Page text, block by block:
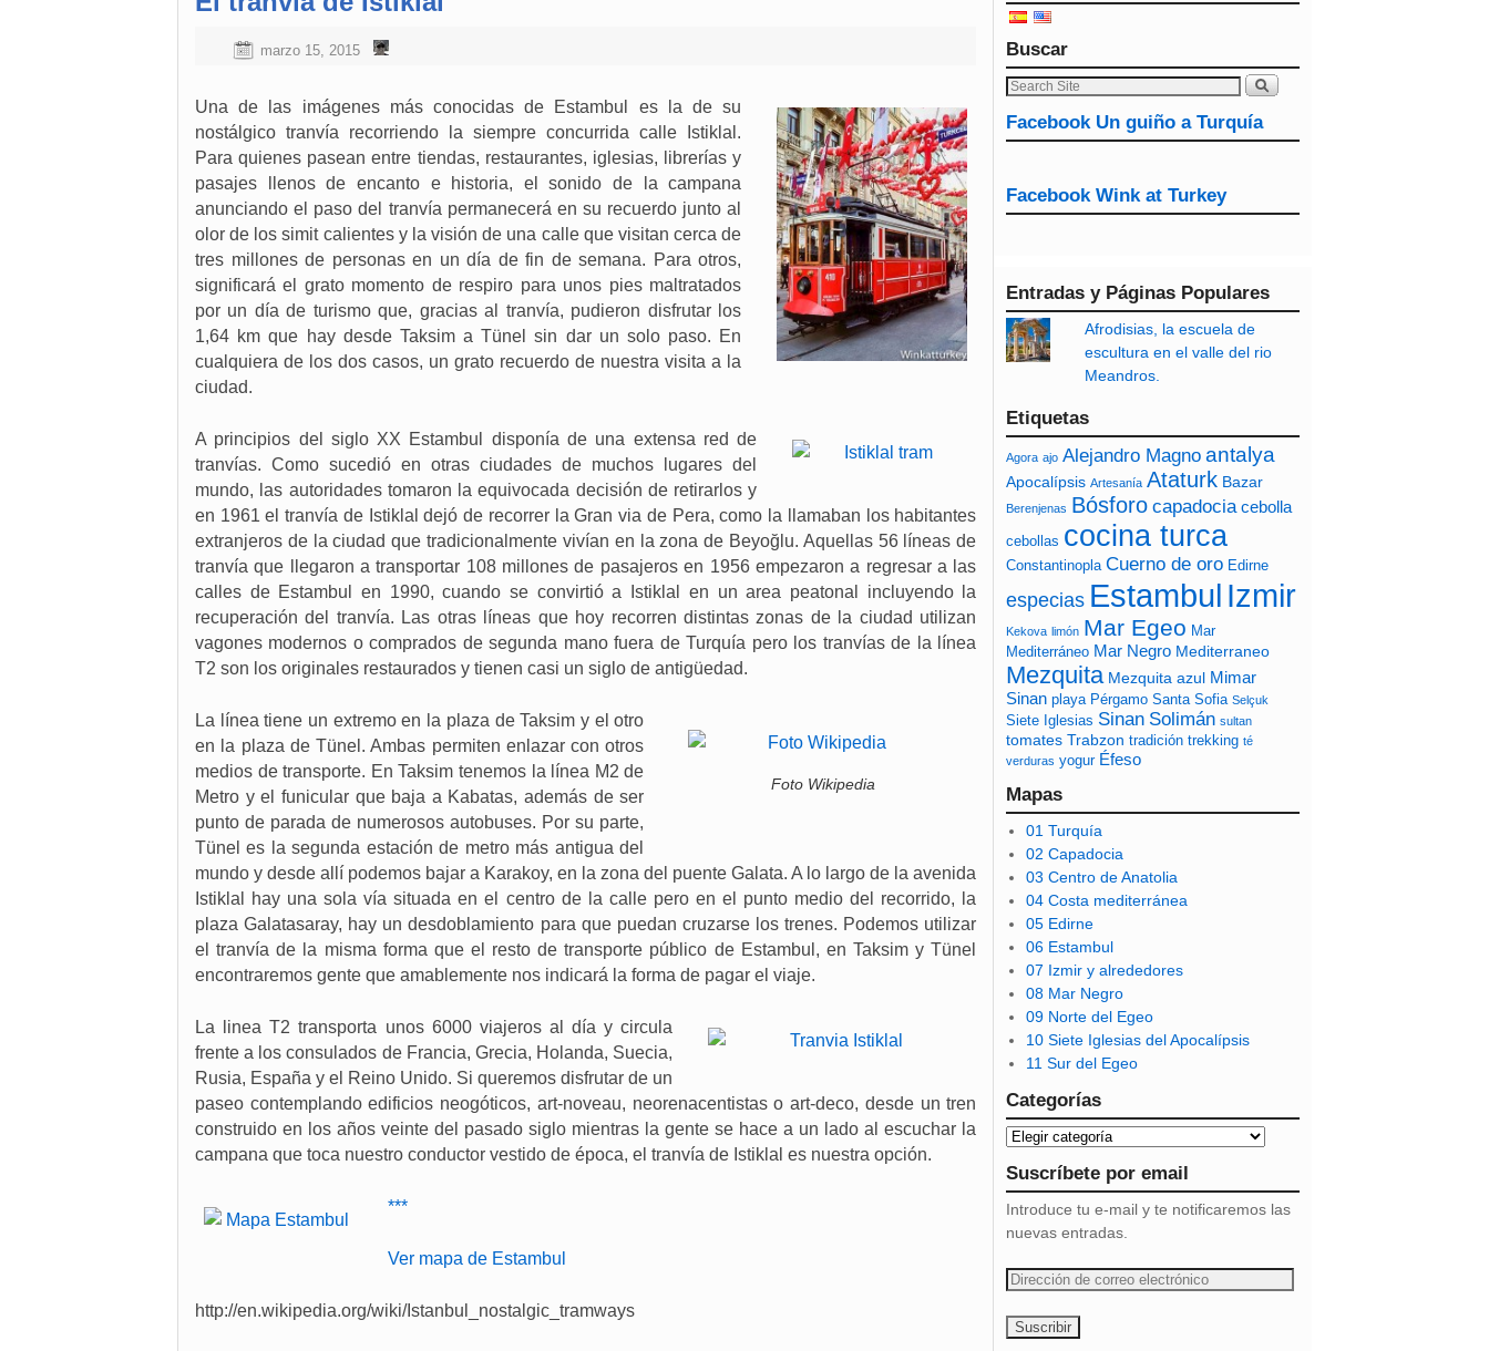
marzo 15, 2015
Una de las imágenes más conocidas de Estambul es la de su
nostálgico tranvía recorriendo la siempre concurrida calle Istiklal.
Para quienes pasean entre tiendas, restaurantes, iglesias, librerías y
pasajes llenos de encanto e historia, el sonido de la campana
anunciando el paso del tranvía permanecerá en su recuerdo junto al
olor de los simit calientes y la visión de una calle que visitan cerca de
tres millones de personas en un día de fin de semana. Para otros,
significará el grato momento de respiro para unos pies maltratados
por un día de turismo que, gracias al tranvía, pudieron disfrutar los
1,64 km que hay desde Taksim a Tünel sin dar un solo paso. En
cualquiera de los dos casos, un grato recuerdo de nuestra visita a la
ciudad.
A principios del siglo XX Estambul disponía de una extensa red de
tranvías. Como sucedió en otras ciudades de muchos lugares del
mundo, las autoridades tomaron la equivocada decisión de retirarlos y
en 1961 el tranvía de Istiklal dejó de recorrer la Gran via de Pera, como la llamaban los habitantes
extranjeros de la ciudad que tradicionalmente vivían en la zona de Beyoğlu. Aquellas 56 líneas de
tranvía que llegaron a transportar 108 millones de pasajeros en 1956 empezaron a regresar a las
calles de Estambul en 1990, cuando se convirtió a Istiklal en un area peatonal incluyendo la
recuperación del tranvía. Las otras líneas que hoy recorren distintas zonas de la ciudad utilizan
vagones modernos o comprados de segunda mano fuera de Turquía pero los tranvías de la línea
T2 son los originales restaurados y tienen casi un siglo de antigüedad.
Foto Wikipedia
La línea tiene un extremo en la plaza de Taksim y el otro
en la plaza de Tünel. Ambas permiten enlazar con otros
medios de transporte. En Taksim tenemos la línea M2 de
Metro y el funicular que baja a Kabatas, además de ser
punto de parada de numerosos autobuses. Por su parte,
Tünel es la segunda estación de metro más antigua del
mundo y desde allí podemos bajar a Karakoy, en la zona del puente Galata. A lo largo de la avenida
Istiklal hay una sola vía situada en el centro de la calle pero en el punto medio del recorrido, la
plaza Galatasaray, hay un desdoblamiento para que puedan cruzarse los trenes. Podemos utilizar
el tranvía de la misma forma que el resto de transporte público de Estambul, en Taksim y Tünel
encontraremos gente que amablemente nos indicará la forma de pagar el viaje.
La linea T2 transporta unos 6000 viajeros al día y circula
frente a los consulados de Francia, Grecia, Holanda, Suecia,
Rusia, España y el Reino Unido. Si queremos disfrutar de un
paseo contemplando edificios neogóticos, art-noveau, neorenacentistas o art-deco, desde un tren
construido en los años veinte del pasado siglo mientras la gente se hace a un lado al escuchar la
campana que toca nuestro conductor vestido de época, el tranvía de Istiklal es nuestra opción.
***
Ver mapa de Estambul
http://en.wikipedia.org/wiki/Istanbul_nostalgic_tramways
Buscar
Facebook Un guiño a Turquía
Facebook Wink at Turkey
Entradas y Páginas Populares
Afrodisias, la escuela de
escultura en el valle del rio
Meandros.
Etiquetas
Agora ajo Alejandro Magno antalya
Apocalípsis Artesanía Ataturk Bazar
Berenjenas Bósforo capadocia cebolla
cebollas cocina turca
Constantinopla Cuerno de oro Edirne
especias Estambul Izmir
Kekova limón Mar Egeo Mar
Mediterráneo Mar Negro Mediterraneo
Mezquita Mezquita azul Mimar
Sinan playa Pérgamo Santa Sofia Selçuk
Siete Iglesias Sinan Solimán sultan
tomates Trabzon tradición trekking té
verduras yogur Éfeso
Mapas
01 Turquía
02 Capadocia
03 Centro de Anatolia
04 Costa mediterránea
05 Edirne
06 Estambul
07 Izmir y alrededores
08 Mar Negro
09 Norte del Egeo
10 Siete Iglesias del Apocalípsis
11 Sur del Egeo
Categorías
Suscríbete por email
Introduce tu e-mail y te notificaremos las
nuevas entradas.
D